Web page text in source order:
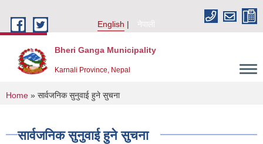
English
नेपाली
Bheri Ganga Municipality
Karnali Province, Nepal
You are here
Home » सार्वजनिक सुनुवाई हुने सुचना
सार्वजनिक सुनुवाई हुने सुचना